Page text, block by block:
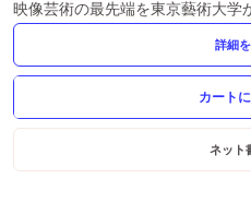
映像芸術の最先端を東京藝術大学
詳細
ネット